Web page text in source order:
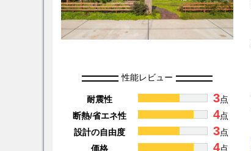
性能レビュー
耐震性 3点
断熱/省エネ性
4点
設計の自由度
3点
価格
4点